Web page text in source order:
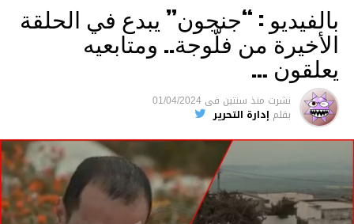
بالفيديو : “جنجون” يبدع في الحلقة
الأخيرة من فلّوجة.. ومتابعيه
يعلقون …
نشرت منذ سنتين فى 01/04/2024
بقلم إدارة التحرير